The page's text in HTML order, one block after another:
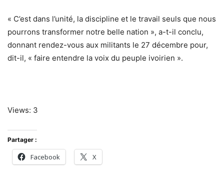
« C’est dans l’unité, la discipline et le travail seuls que nous
pourrons transformer notre belle nation », a-t-il conclu,
donnant rendez-vous aux militants le 27 décembre pour,
dit-il, « faire entendre la voix du peuple ivoirien ».
Views: 3
Partager :
Facebook X